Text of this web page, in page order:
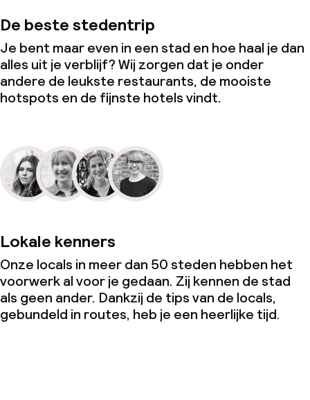
De beste stedentrip
Je bent maar even in een stad en hoe haal je dan
alles uit je verblijf? Wij zorgen dat je onder
andere de leukste restaurants, de mooiste
hotspots en de fijnste hotels vindt.
Lokale kenners
Onze locals in meer dan 50 steden hebben het
voorwerk al voor je gedaan. Zij kennen de stad
als geen ander. Dankzij de tips van de locals,
gebundeld in routes, heb je een heerlijke tijd.